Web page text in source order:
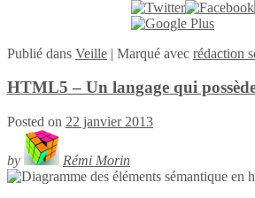
Publié dans Veille | Marqué avec rédaction
HTML5 – Un langage qui
Posted on 22 janvier 2013
by Rémi Morin